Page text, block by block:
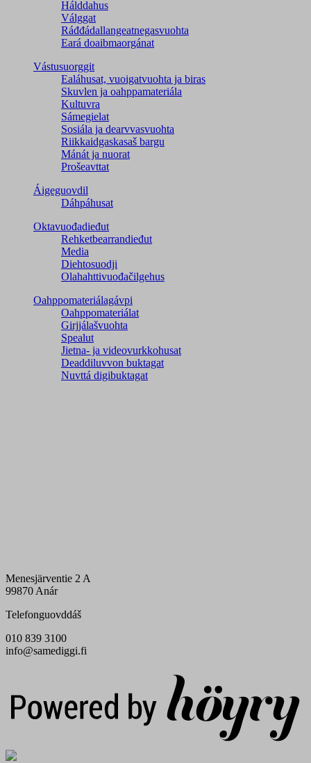
Hálddahus
Válggat
Ráđđádallangeatnegas­vuohta
Eará doaibmaorgánat
Vástusuorggit
Ealáhusat, vuoigatvuohta ja biras
Skuvlen ja oahppamateriála
Kultuvra
Sámegielat
Sosiála ja dearvvasvuohta
Riikkaidgaskasaš bargu
Mánát ja nuorat
Prošeavttat
Áigeguovdil
Dáhpáhusat
Oktavuođadieđut
Rehketbearrandieđut
Media
Diehtosuodji
Olahahttivuođačilgehus
Oahppomateriálagávpi
Oahppomateriálat
Girjjálašvuohta
Spealut
Jietna- ja videovurkkohusat
Deaddiluvvon buktagat
Nuvttá digibuktagat
Menesjärventie 2 A
99870 Anár
Telefonguovddáš
010 839 3100
info@samediggi.fi